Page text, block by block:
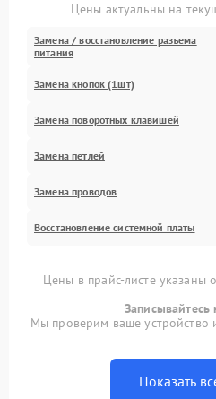
Цены актуальны на
Замена / восстановление разъема
питания
Замена кнопок (1шт)
Замена поворотных клавишей
Замена петлей
Замена проводов
Восстановление системной платы
Цены в прайс-листе указаны
Записывайтесь
Мы проверим ваше устройство
Показать